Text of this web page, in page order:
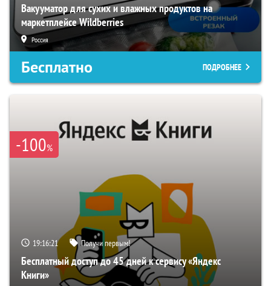
Вакууматор для сухих и влажных продуктов на
маркетплейсе Wildberries
Россия
Бесплатно ПОДРОБНЕЕ
-100%
19:16:20 Получи первым!
Бесплатный доступ до 45 дней к сервису «Яндекс
Книги»